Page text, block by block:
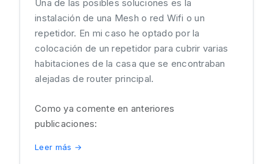
Una de las posibles soluciones es la
instalación de una Mesh o red Wifi o un
repetidor. En mi caso he optado por la
colocación de un repetidor para cubrir varias
habitaciones de la casa que se encontraban
alejadas de router principal.
Como ya comente en anteriores
publicaciones:
Leer más →